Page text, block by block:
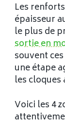
Les
épaisseur
le plus de
sortie en
souvent
une étape
les cloques
Voici les 4